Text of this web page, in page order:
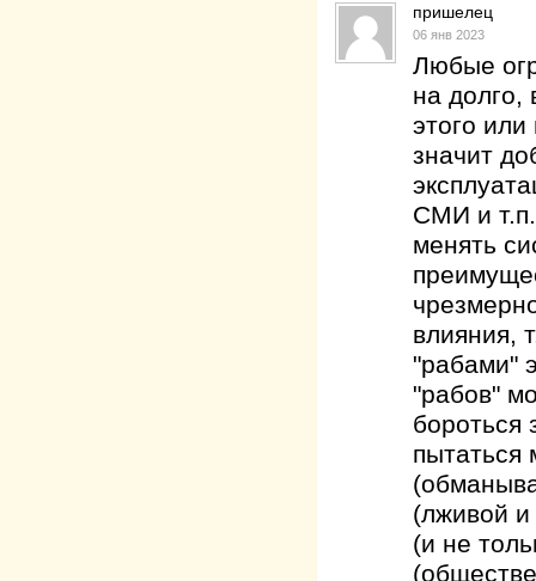
пришелец
06 янв 2023
Любые
на долго,
этого или
значит
СМИ и
менять
влияния,
"рабами"
"рабов"
бороться
пытаться
(лживой и
(и не